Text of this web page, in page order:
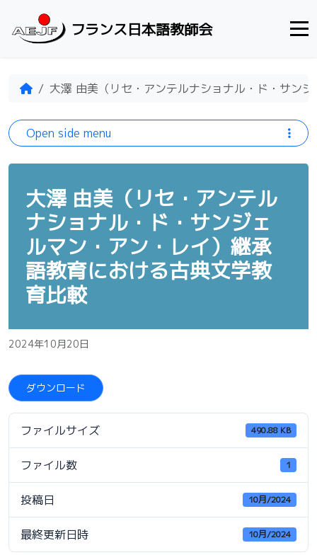
フランス日本語教師会
Home大澤 由美（リセ・アンテルナショナル・ド・サン
大澤 由美（リセ・アンテル
ナショナル・ド・サンジェ
ルマン・アン・レイ）継承
語教育における古典文学教
育比較
2024年10月20日
ダウンロード
ファイルサイズ 490.88 KB
ファイル数 1
投稿日 10月/2024
最終更新日時 10月/2024
Open side menu